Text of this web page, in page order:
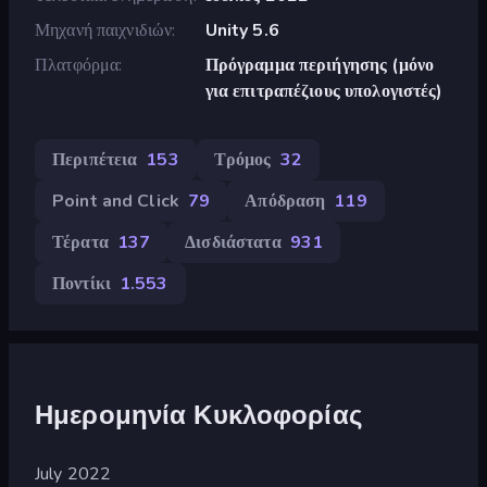
Μηχανή παιχνιδιών
Unity 5.6
Πλατφόρμα
Πρόγραμμα περιήγησης (μόνο
για επιτραπέζιους υπολογιστές)
Περιπέτεια 153 Τρόμος 32
Point and Click 79 Απόδραση 119
Τέρατα 137 Δισδιάστατα 931
Ποντίκι 1.553
Ημερομηνία Κυκλοφορίας
July 2022